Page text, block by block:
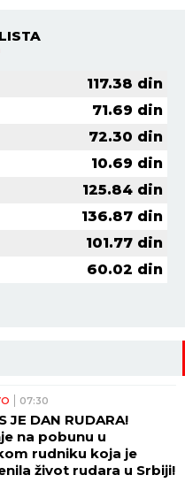
117.38 din
71.69 din
72.30 din
10.69 din
125.84 din
136.87 din
101.77 din
60.02 din
07:30
JE DAN RUDARA!
na pobunu u
rudniku koja je
život rudara u Srbiji!